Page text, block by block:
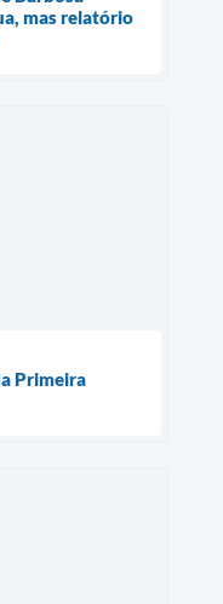
mas relatório
Primeira